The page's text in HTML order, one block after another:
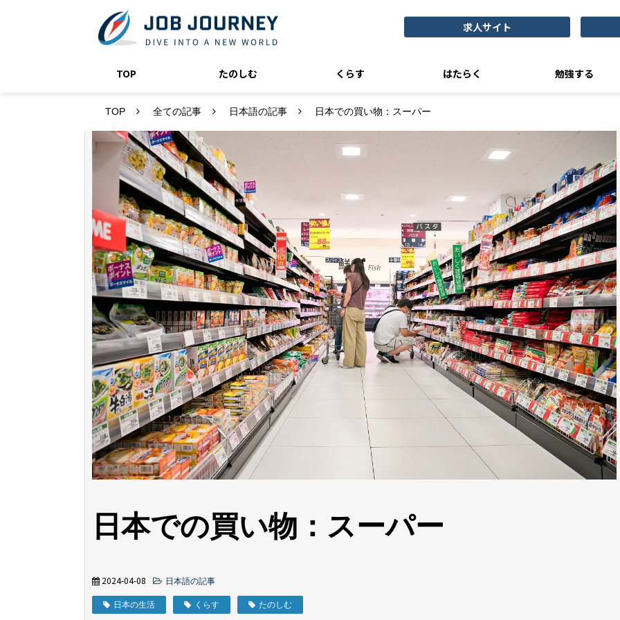
求人サイト
TOP たのしむ くらす はたらく 勉強する
TOP 全ての記事 日本語の記事 日本での買い物：スーパー
日本での買い物：スーパー
2024-04-08 日本語の記事
日本の生活 くらす たのしむ